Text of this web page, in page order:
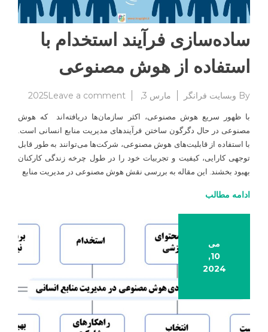
ساده‌سازی فرآیند استخدام با
استفاده از هوش مصنوعی
By وبسایت فرانگر مارس 3, 2025 Leave a comment
on
فرآیند
استخدام
با
استفاده
از
با ظهور سریع هوش مصنوعی، اکثر سازمان‌ها دریافته‌اند که هوش
مصنوعی در حال دگرگون ساختن فرآیندهای مدیریت منابع انسانی است.
با استفاده از قابلیت‌های هوش مصنوعی، شرکت‌ها می‌توانند به طور قابل
توجهی کارایی، کیفیت و تجربیات خود را در طول چرخه زندگی کارکنان
بهبود بخشند. این مقاله به بررسی نقش هوش مصنوعی در مدیریت منابع
ادامه مطالب
می
10,
2024